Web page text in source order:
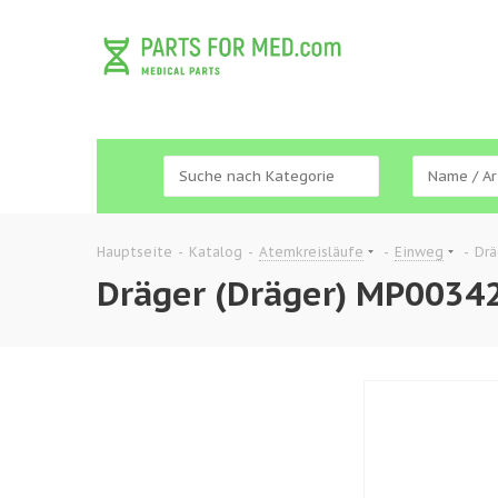
Hauptseite - Katalog - Atemkreisläufe - Einweg -
Dräger (Dräger)